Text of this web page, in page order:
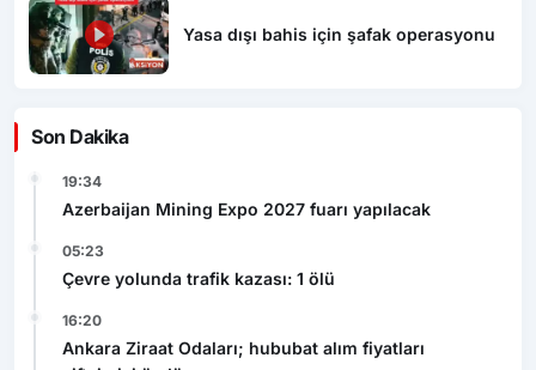
Yasa dışı bahis için şafak operasyonu
Son Dakika
19:34
Azerbaijan Mining Expo 2027 fuarı yapılacak
05:23
Çevre yolunda trafik kazası: 1 ölü
16:20
Ankara Ziraat Odaları; hububat alım fiyatları